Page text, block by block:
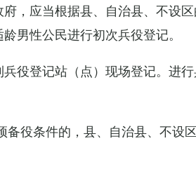
，应当根据县、自治县、不设
男性公民进行初次兵役登记。
役登记站（点）现场登记。进
役条件的，县、自治县、不设